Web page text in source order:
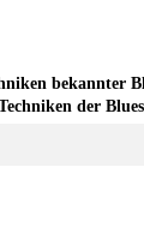
bekannter
der Blues